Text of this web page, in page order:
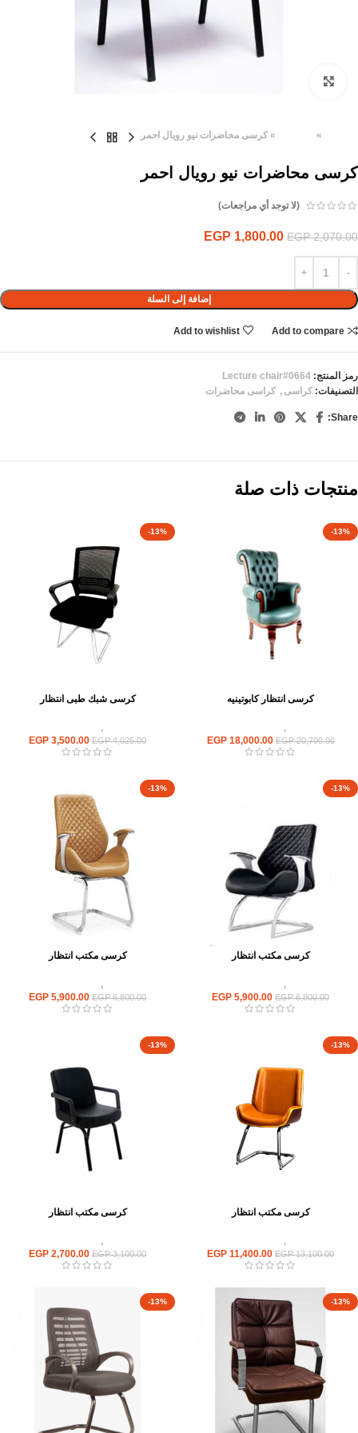
»
» كرسى محاضرات نيو رويال احمر
كرسى محاضرات نيو رويال احمر
(لا توجد أي مراجعات)
EGP2,070.00
EGP 1,800.00
إضافة إلى السلة
Add to compare
Add to wishlist
رمز المنتج: Lecture chair#0664
التصنيفات: كراسى , كراسى محاضرات
Share:
منتجات ذات صلة
-13%
كرسى انتظار كابوتينيه
,
EGP20,700.00
EGP18,000.00
-13%
كرسى شبك طبى انتظار
,
EGP4,025.00
EGP 3,500.00
-13%
كرسى مكتب انتظار
,
EGP6,800.00
EGP 5,900.00
-13%
كرسى مكتب انتظار
,
EGP6,800.00
EGP 5,900.00
-13%
كرسى مكتب انتظار
,
EGP13,100.00
EGP 11,400.00
-13%
كرسى مكتب انتظار
,
EGP3,100.00
EGP 2,700.00
-13%
-13%